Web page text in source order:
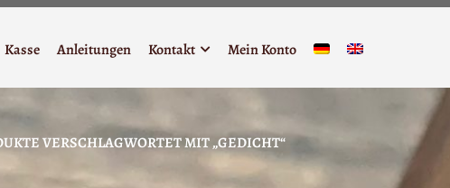
Kasse Anleitungen Kontakt Mein Konto
VERSCHLAGWORTET MIT „GEDICHT“